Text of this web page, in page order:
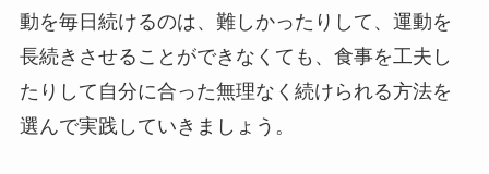
動を毎日続けるのは、難しかったりして、運動を
長続きさせることができなくても、食事を工夫し
たりして自分に合った無理なく続けられる方法を
選んで実践していきましょう。